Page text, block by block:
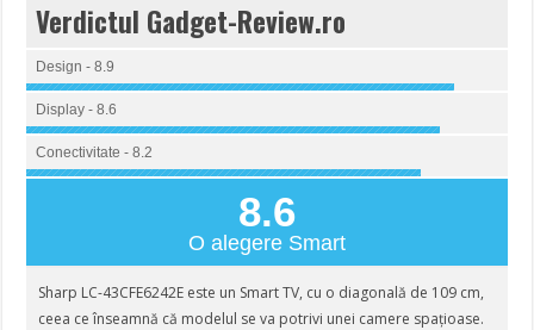
Verdictul Gadget-Review.ro
Design - 8.9
Display - 8.6
Conectivitate - 8.2
8.6
O alegere Smart
Sharp LC-43CFE6242E este un Smart TV, cu o diagonală de 109 cm,
ceea ce înseamnă că modelul se va potrivi unei camere spațioase.